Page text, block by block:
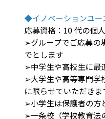
◆イノベーションユー
応募資格：10 代の個
➢グループでご応募の
でとします
➢中学生や高校生に最
➢大学生や高等専門学
に限らせていただきま
➢小学生は保護者の方
➢一条校（学校教育法